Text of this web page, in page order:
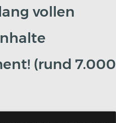
vollen
(rund 7.000